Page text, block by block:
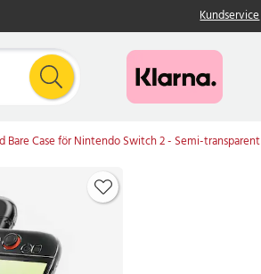
Kundservice
Bare Case för Nintendo Switch 2 - Semi-transparent